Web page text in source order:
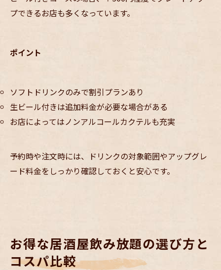
プできるお店も多くなっています。
ポイント
ソフトドリンクのみで割引プランあり
生ビール付きは追加料金が必要な場合がある
お店によってはノンアルコールカクテルも充実
予約時や注文時には、ドリンクの対象範囲やアップグレ
ード料金をしっかり確認しておくと安心です。
お得な居酒屋飲み放題の選び方と
コスパ比較